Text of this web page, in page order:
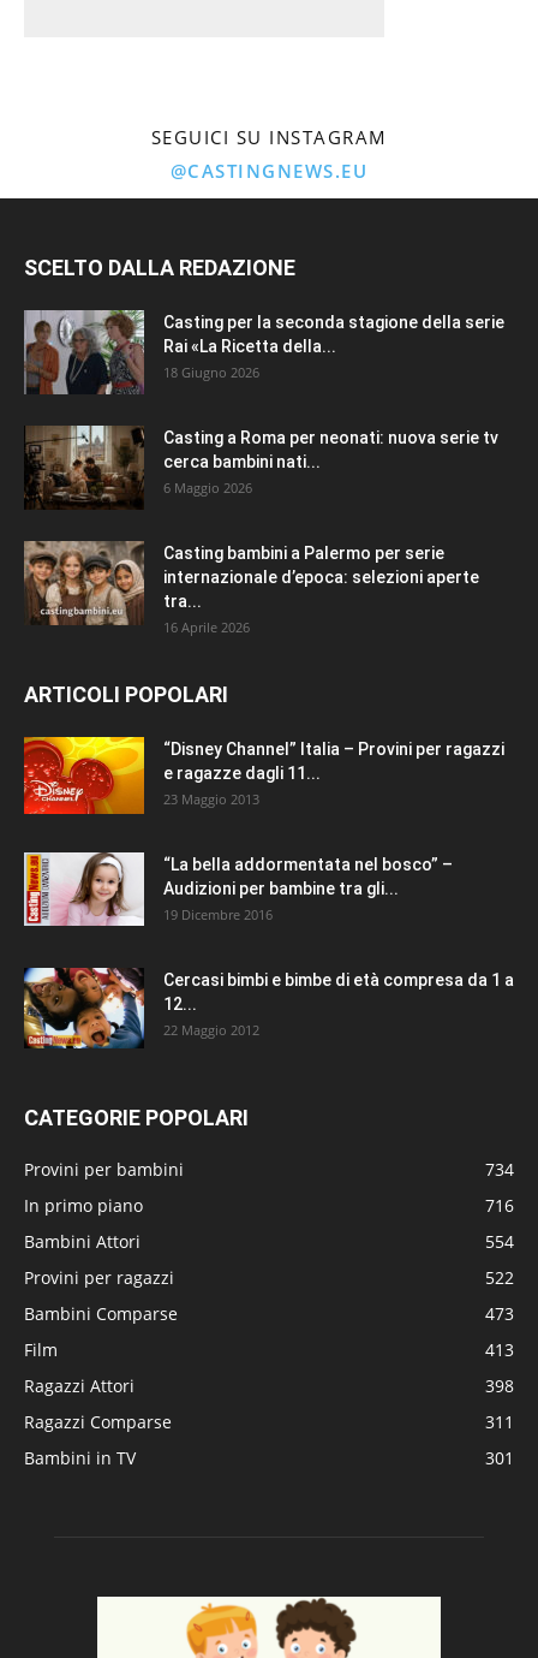
SEGUICI SU INSTAGRAM
@CASTINGNEWS.EU
SCELTO DALLA REDAZIONE
Casting per la seconda stagione della serie
Rai «La Ricetta della...
18 Giugno 2026
Casting a Roma per neonati: nuova serie tv
cerca bambini nati...
6 Maggio 2026
Casting bambini a Palermo per serie
internazionale d’epoca: selezioni aperte
tra...
16 Aprile 2026
ARTICOLI POPOLARI
“Disney Channel” Italia – Provini per ragazzi
e ragazze dagli 11...
23 Maggio 2013
“La bella addormentata nel bosco” –
Audizioni per bambine tra gli...
19 Dicembre 2016
Cercasi bimbi e bimbe di età compresa da 1 a
12...
22 Maggio 2012
CATEGORIE POPOLARI
Provini per bambini
734
In primo piano
716
Bambini Attori
554
Provini per ragazzi
522
Bambini Comparse
473
Film
413
Ragazzi Attori
398
Ragazzi Comparse
311
Bambini in TV
301